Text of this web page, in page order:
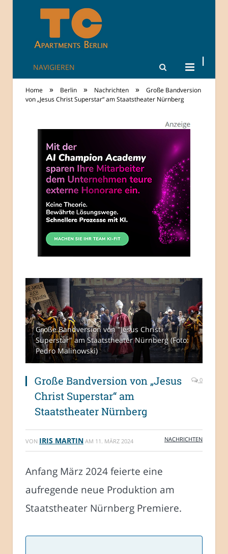
TheCity: Living
Apartments in
Berlin
NAVIGIEREN
Home » Berlin » Nachrichten »
Große Bandversion
von „Jesus Christ Superstar“ am Staatstheater Nürnberg
Große Bandversion von "Jesus Christ
Superstar" am Staatstheater Nürnberg (Foto:
Pedro Malinowski)
Große Bandversion von „Jesus
Christ Superstar“ am
Staatstheater Nürnberg
0
VON IRIS MARTIN AM 11. MÄRZ 2024 NACHRICHTEN
Anfang März 2024 feierte eine
aufregende neue Produktion am
Staatstheater Nürnberg Premiere.